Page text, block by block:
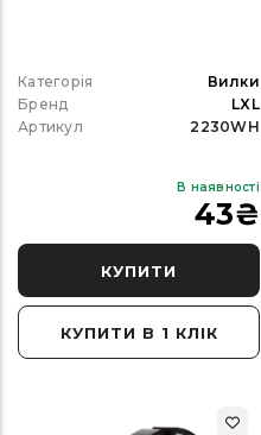
Категорія
Вилки
Бренд
LXL
Артикул
2230WH
В наявності
43₴
КУПИТИ
КУПИТИ В 1 КЛІК